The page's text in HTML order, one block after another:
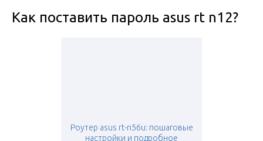
Как поставить пароль asus rt n12?
Роутер asus rt-n56u: пошаговые
настройки и подробное